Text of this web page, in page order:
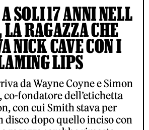
SOLI 17 ANNI NELL
RAGAZZA CHE
NICK CAVE CON I
LIPS
da Wayne Coyne e Simon
co-fondatore dell’etichetta
con cui Smith stava per
disco dopo quello inciso con